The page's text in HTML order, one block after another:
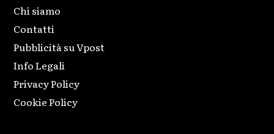
Chi siamo
Contatti
Pubblicità su Vpost
Info Legali
Privacy Policy
Cookie Policy